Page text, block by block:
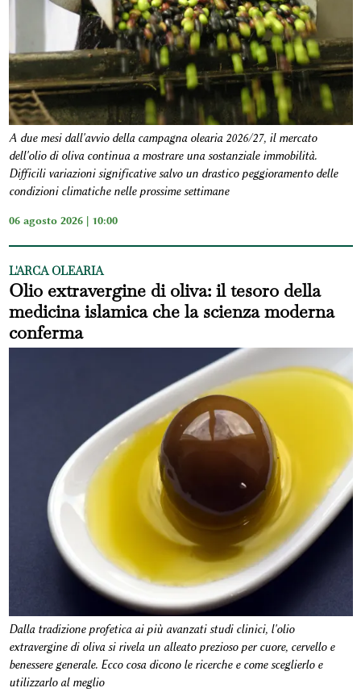
A due mesi dall'avvio della campagna olearia 2026/27, il mercato
dell'olio di oliva continua a mostrare una sostanziale immobilità.
Difficili variazioni significative salvo un drastico peggioramento delle
condizioni climatiche nelle prossime settimane
06 agosto 2026 | 10:00
L'ARCA OLEARIA
Olio extravergine di oliva: il tesoro della
medicina islamica che la scienza moderna
conferma
Dalla tradizione profetica ai più avanzati studi clinici, l'olio
extravergine di oliva si rivela un alleato prezioso per cuore, cervello e
benessere generale. Ecco cosa dicono le ricerche e come sceglierlo e
utilizzarlo al meglio